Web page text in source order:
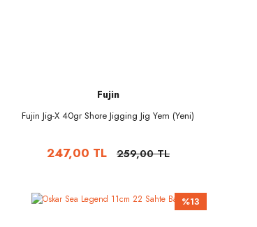
Fujin
Fujin Jig-X 40gr Shore Jigging Jig Yem (Yeni)
247,00 TL 259,00 TL
%13